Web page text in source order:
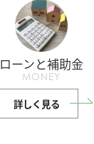
ローンと補助金
MONEY
詳しく見る